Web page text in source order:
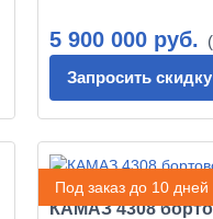
5 900 000 руб.
Запросить скидку
Под заказ до 10 дней
КАМАЗ 4308